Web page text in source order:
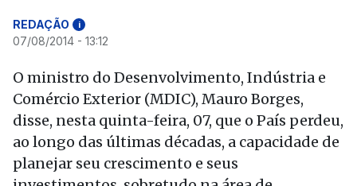
REDAÇÃO i
07/08/2014 - 13:12
O ministro do Desenvolvimento, Indústria e
Comércio Exterior (MDIC), Mauro Borges,
disse, nesta quinta-feira, 07, que o País perdeu,
ao longo das últimas décadas, a capacidade de
planejar seu crescimento e seus